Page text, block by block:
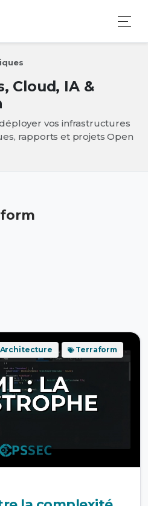
Cloud, IA &
vos infrastructures
rapports et projets Open
Terraform